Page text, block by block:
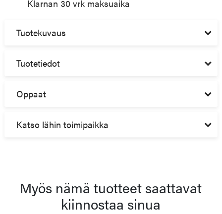
Klarnan 30 vrk maksuaika
Tuotekuvaus
Tuotetiedot
Oppaat
Katso lähin toimipaikka
Myös nämä tuotteet saattavat
kiinnostaa sinua